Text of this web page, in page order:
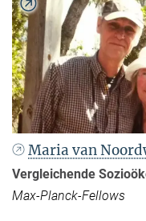
Maria van
Vergleichende
Max-Planck-Fellows